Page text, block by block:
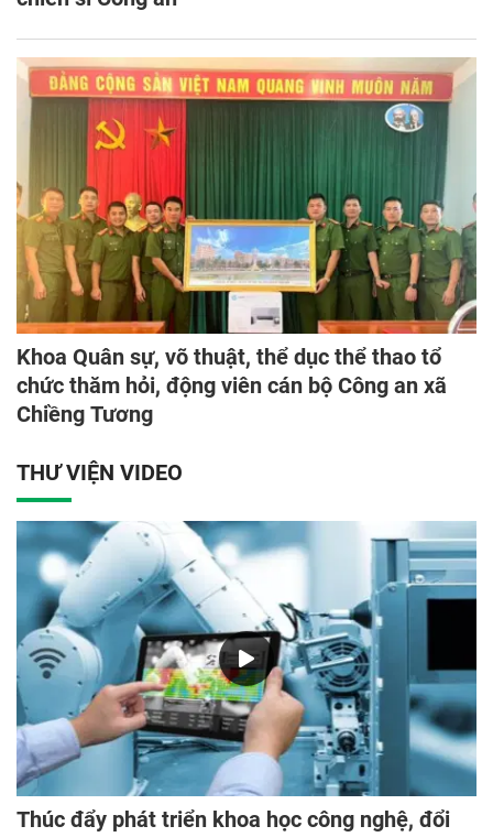
Khoa Quân sự, võ thuật, thể dục thể thao tổ
chức thăm hỏi, động viên cán bộ Công an xã
Chiềng Tương
THƯ VIỆN VIDEO
Thúc đẩy phát triển khoa học công nghệ, đổi